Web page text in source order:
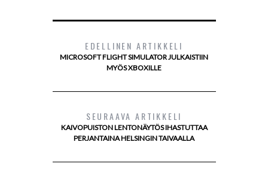
EDELLINEN ARTIKKELI
MICROSOFT FLIGHT SIMULATOR JULKAISTIIN
MYÖS XBOXILLE
SEURAAVA ARTIKKELI
KAIVOPUISTON LENTONÄYTÖS IHASTUTTAA
PERJANTAINA HELSINGIN TAIVAALLA